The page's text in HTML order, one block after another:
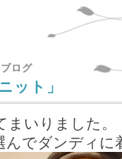
ログ
ット」
いりました。
んでダンディに